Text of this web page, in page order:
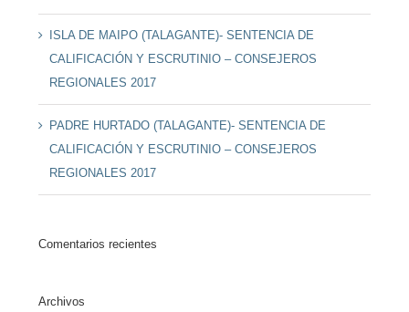
ISLA DE MAIPO (TALAGANTE)- SENTENCIA DE
CALIFICACIÓN Y ESCRUTINIO – CONSEJEROS
REGIONALES 2017
PADRE HURTADO (TALAGANTE)- SENTENCIA DE
CALIFICACIÓN Y ESCRUTINIO – CONSEJEROS
REGIONALES 2017
Comentarios recientes
Archivos